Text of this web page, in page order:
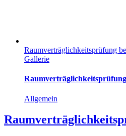
Raumverträglichkeitsprüfung
Gallerie
Allgemein